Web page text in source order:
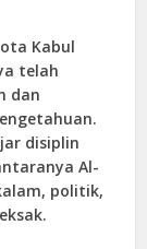
Kabul
telah
dan
disiplin
Al-
politik,